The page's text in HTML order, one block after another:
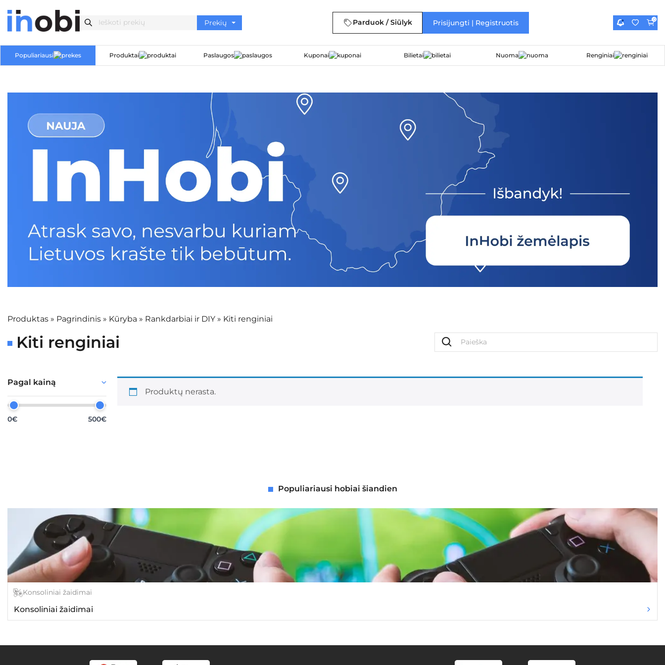
Parduok / Siūlyk Prisijungti | Registruotis 0
Populiariausi Produktai Paslaugos Kuponai Bilietai Nuoma Renginiai
Produktas » Pagrindinis » Kūryba » Rankdarbiai ir DIY » Kiti renginiai
Kiti renginiai
Pagal kainą
0€ 500€
Produktų nerasta.
Populiariausi hobiai šiandien
Konsoliniai žaidimai
Konsoliniai žaidimai